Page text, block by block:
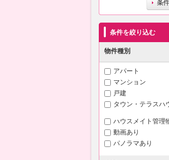
条件を絞り込む
物件種別
アパート
マンション
戸建
タウン・テラスハ
ハウスメイト管理
動画あり
パノラマあり